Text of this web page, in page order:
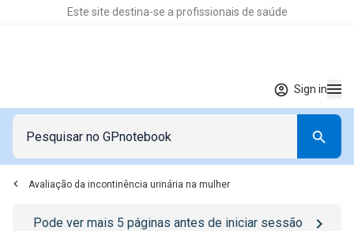
Este site destina-se a profissionais de saúde
Sign in
Avaliação da incontinência urinária na mulher
Go to/sign-inpage
Pode ver mais 5 páginas antes de iniciar sessão